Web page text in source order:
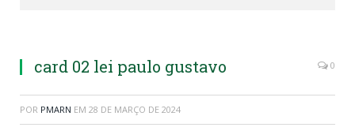
card 02 lei paulo gustavo 0
POR PMARN EM 28 DE MARÇO DE 2024